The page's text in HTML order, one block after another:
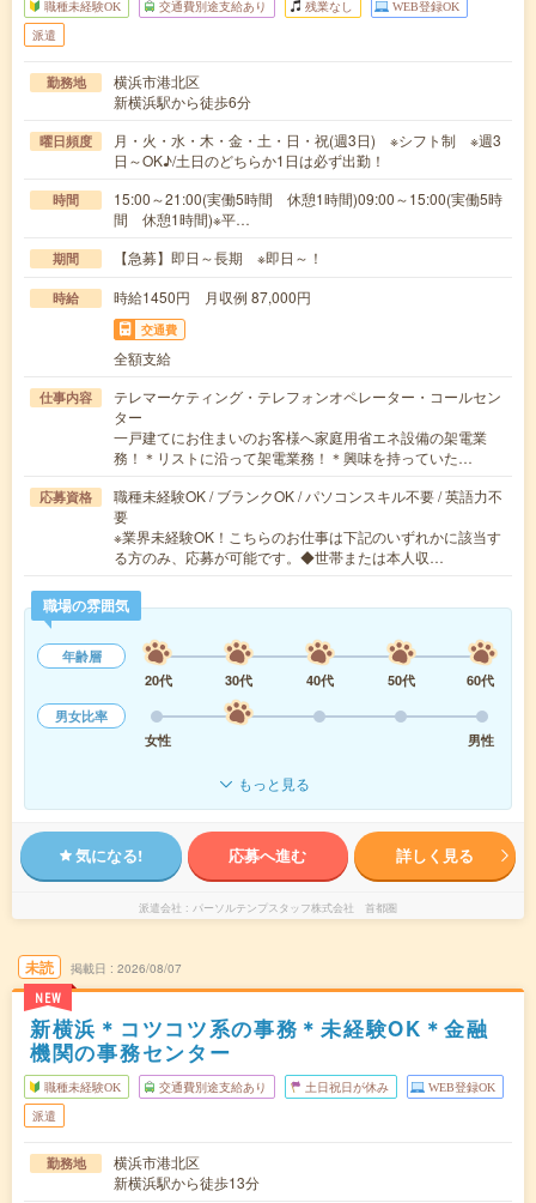
職種未経験OK 交通費別途支給あり 残業なし WEB登録OK
派遣
勤務地
横浜市港北区
新横浜駅から徒歩6分
曜日頻度
月・火・水・木・金・土・日・祝(週3日) ※シフト制 ※週3
日～OK♪/土日のどちらか1日は必ず出勤！
時間
15:00～21:00(実働5時間 休憩1時間)09:00～15:00(実働5時
間 休憩1時間)※平…
期間 【急募】即日～長期 ※即日～！
時給 時給1450円 月収例 87,000円
交通費
全額支給
仕事内容
テレマーケティング・テレフォンオペレーター・コールセン
ター
一戸建てにお住まいのお客様へ家庭用省エネ設備の架電業
務！＊リストに沿って架電業務！＊興味を持っていた…
応募資格
職種未経験OK / ブランクOK / パソコンスキル不要 / 英語力不
要
※業界未経験OK！こちらのお仕事は下記のいずれかに該当す
る方のみ、応募が可能です。◆世帯または本人収…
職場の雰囲気
年齢層
20代
30代 40代 50代
60代
男女比率
女性
男性
もっと見る
気になる! 応募へ進む 詳しく見る
派遣会社 パーソルテンプスタッフ株式会社 首都圏
未読
NEW
掲載日 2026/08/07
新横浜＊コツコツ系の事務＊未経験OK＊金融
機関の事務センター
職種未経験OK 交通費別途支給あり 土日祝日が休み WEB登録OK
派遣
勤務地
横浜市港北区
新横浜駅から徒歩13分